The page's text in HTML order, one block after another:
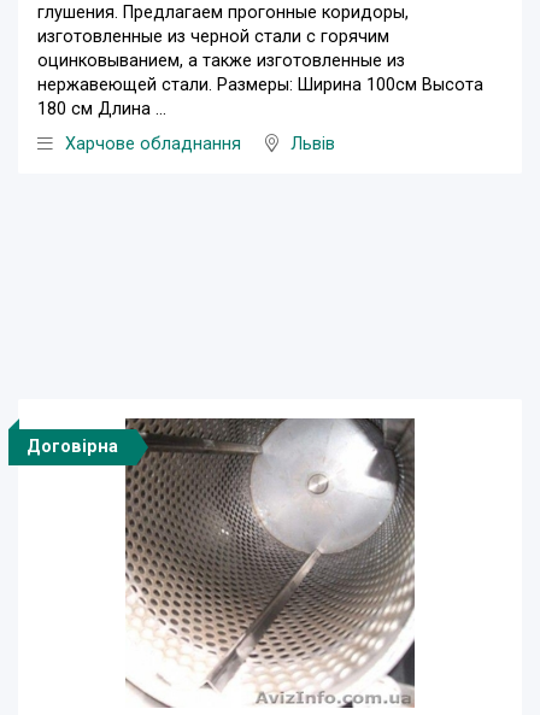
глушения. Предлагаем прогонные коридоры,
изготовленные из черной стали с горячим
оцинковыванием, а также изготовленные из
нержавеющей стали. Размеры: Ширина 100см Высота
180 см Длина ...
Харчове обладнання
Львів
Договірна